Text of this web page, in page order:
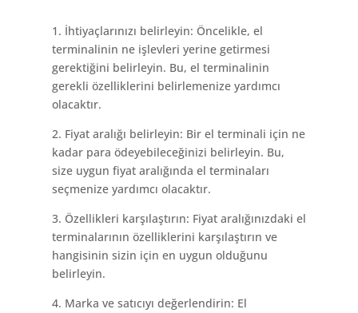
1. İhtiyaçlarınızı belirleyin: Öncelikle, el
terminalinin ne işlevleri yerine getirmesi
gerektiğini belirleyin. Bu, el terminalinin
gerekli özelliklerini belirlemenize yardımcı
olacaktır.
2. Fiyat aralığı belirleyin: Bir el terminali için ne
kadar para ödeyebileceğinizi belirleyin. Bu,
size uygun fiyat aralığında el terminaları
seçmenize yardımcı olacaktır.
3. Özellikleri karşılaştırın: Fiyat aralığınızdaki el
terminalarının özelliklerini karşılaştırın ve
hangisinin sizin için en uygun olduğunu
belirleyin.
4. Marka ve satıcıyı değerlendirin: El